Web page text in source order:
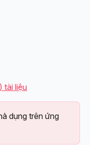
tài liệu
dụng trên ứng